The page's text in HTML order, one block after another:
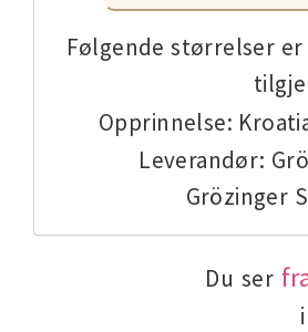
Følgende størrelser
Opprinnelse:
Leverandør:
Grözinger
Du ser